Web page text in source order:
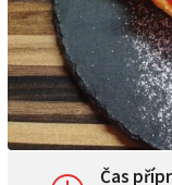
Čas